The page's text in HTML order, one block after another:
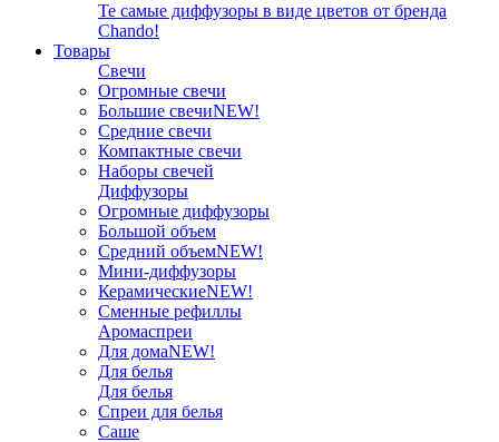
Те самые диффузоры в виде цветов от бренда
Chando!
Товары
Свечи
Огромные свечи
Большие свечиNEW!
Средние свечи
Компактные свечи
Наборы свечей
Диффузоры
Огромные диффузоры
Большой объем
Средний объемNEW!
Мини-диффузоры
КерамическиеNEW!
Сменные рефиллы
Аромаспреи
Для домаNEW!
Для белья
Для белья
Спреи для белья
Саше